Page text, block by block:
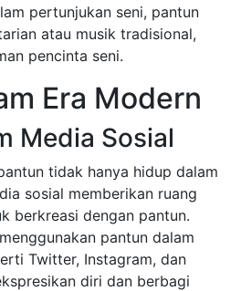
pertunjukan seni, pantun
atau musik tradisional,
pencinta seni.
Era Modern
Media Sosial
tidak hanya hidup dalam
sosial memberikan ruang
berkreasi dengan pantun.
pantun dalam
Twitter, Instagram, dan
diri dan berbagi